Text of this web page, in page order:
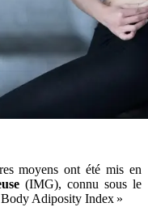
moyens ont été mis en
(IMG), connu sous le
Adiposity Index »